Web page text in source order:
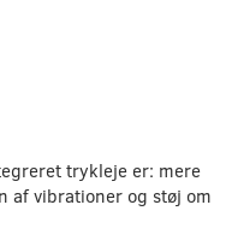
trykleje er: mere
af vibrationer og støj om